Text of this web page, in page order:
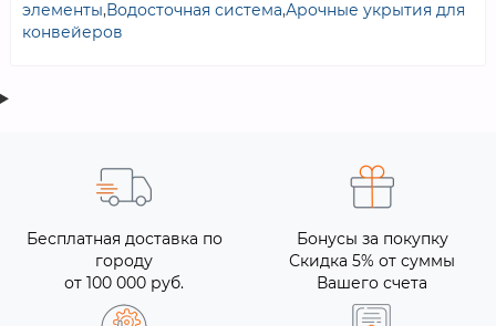
элементы,Водосточная система,Арочные укрытия для
конвейеров
Бесплатная доставка по
городу
от 100 000 руб.
Бонусы за покупку
Скидка 5% от суммы
Вашего счета